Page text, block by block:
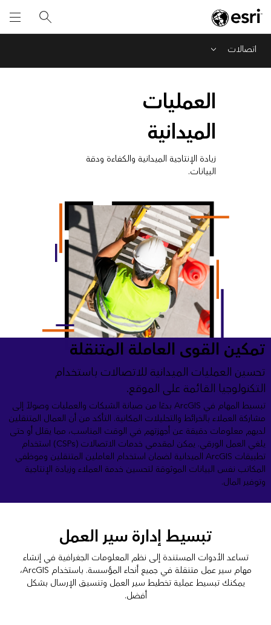
اتصالات Menu
العمليات
الميدانية
زيادة الإنتاجية الميدانية والكفاءة ودقة
البيانات.
تمكين القوى العاملة المتنقلة
تحسين العمليات الميدانية للاتصالات باستخدام
التكنولوجيا القائمة على الموقع.
تبسيط المهام في ArcGIS بدءًا من صيانة الشبكات والعمليات وصولاً إلى
مشاركة العملاء بالخرائط والتحليلات المكانية. التأكد من أن العمال المتنقلين
لديهم معلومات دقيقة عن أجهزتهم في الوقت المناسب، مما يقلل أو حتى
يلغي العمل الورقي. يمكن لمقدمي خدمات الاتصالات (CSPs) استخدام
تطبيقات ArcGIS الميدانية لضمان استخدام العاملين المتنقلين وموظفي
المكاتب نفس البيانات الموثوقة لتحسين خدمة العملاء وزيادة الإنتاجية
وتوفير المال.
تبسيط إدارة سير العمل
تساعد الأدوات المستندة إلى نظم المعلومات الجغرافية في إنشاء
مهام سير عمل متنقلة في جميع أنحاء المؤسسة. باستخدام ArcGIS،
يمكنك تبسيط عملية تخطيط سير العمل وتنسيق الإرسال بشكل
أفضل.